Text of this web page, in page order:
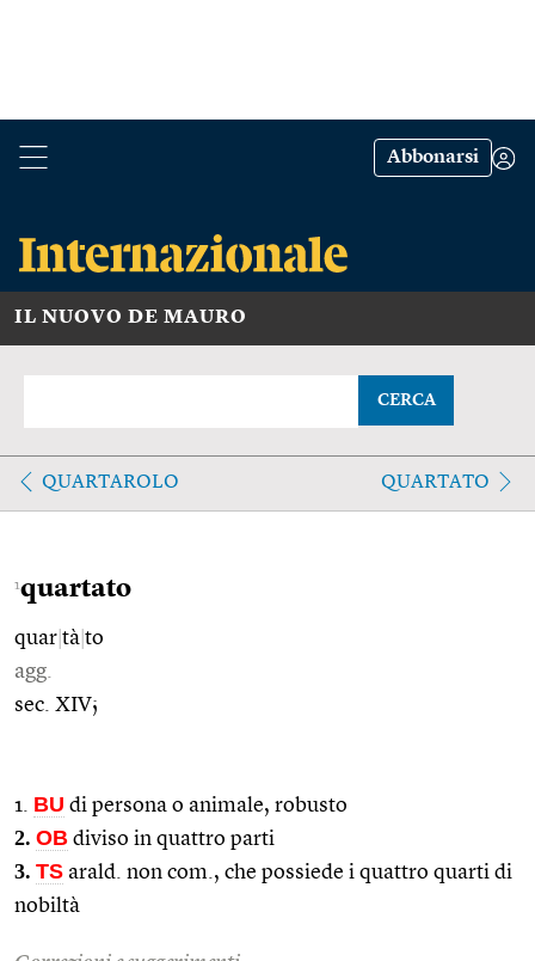
Abbonarsi
IL NUOVO DE MAURO
CERCA
QUARTAROLO QUARTATO
1quartato
quar tà to
agg.
sec. XIV;
1. BU di persona o animale, robusto
2. OB diviso in quattro parti
3. TS arald. non com., che possiede i quattro quarti di
nobiltà